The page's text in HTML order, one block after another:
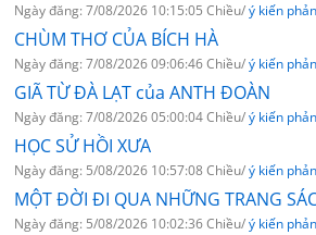
Ngày đăng: 7/08/2026 10:15:05 Chiều/ý kiến
CHÙM THƠ CỦA BÍCH HÀ
Ngày đăng: 7/08/2026 09:06:46 Chiều/ý kiến
GIÃ TỪ ĐÀ LẠT của ANTH ĐOÀN
Ngày đăng: 7/08/2026 05:00:04 Chiều/ý kiến
HỌC SỬ HỒI XƯA
Ngày đăng: 5/08/2026 10:57:08 Chiều/ý kiến
MỘT ĐỜI ĐI QUA NHỮNG TRANG
Ngày đăng: 5/08/2026 10:02:36 Chiều/ý kiến